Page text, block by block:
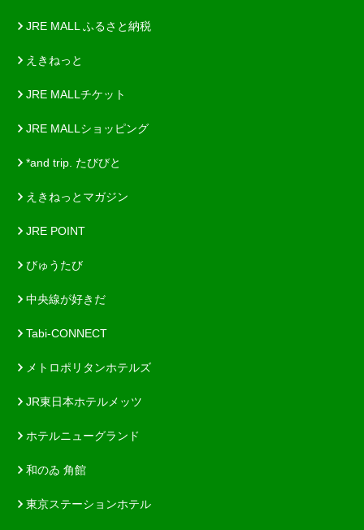
JRE MALL ふるさと納税
えきねっと
JRE MALLチケット
JRE MALLショッピング
*and trip. たびびと
えきねっとマガジン
JRE POINT
びゅうたび
中央線が好きだ
Tabi-CONNECT
メトロポリタンホテルズ
JR東日本ホテルメッツ
ホテルニューグランド
和のゐ 角館
東京ステーションホテル